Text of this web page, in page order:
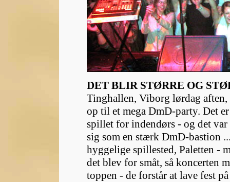
DET BLIR STØRRE OG
Tinghallen, Viborg lørdag aften,
op til et mega DmD-party. Det
spillet for indendørs - og det
sig som en stærk DmD-bastion
hyggelige spillested, Paletten -
det blev for småt, så koncerten
toppen - de forstår at lave fest